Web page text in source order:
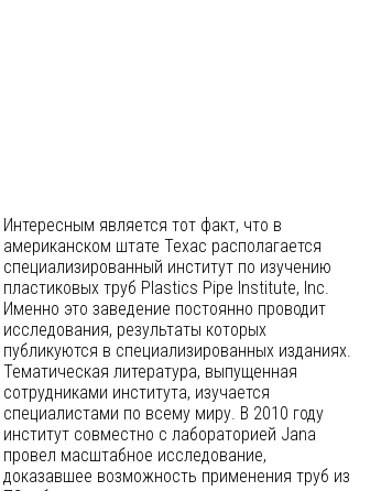
Интересным является тот факт, что в
американском штате Техас располагается
специализированный институт по изучению
пластиковых труб Plastics Pipe Institute, Inc.
Именно это заведение постоянно проводит
исследования, результаты которых
публикуются в специализированных изданиях.
Тематическая литература, выпущенная
сотрудниками института, изучается
специалистами по всему миру. В 2010 году
институт совместно с лабораторией Jana
провел масштабное исследование,
доказавшее возможность применения труб из